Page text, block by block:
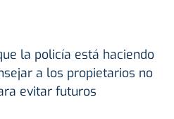
la policía está haciendo
a los propietarios no
evitar futuros